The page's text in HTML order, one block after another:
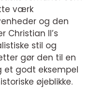
værk
og den
Christian II’s
stil og
gør den til en
et godt eksempel
øjeblikke.